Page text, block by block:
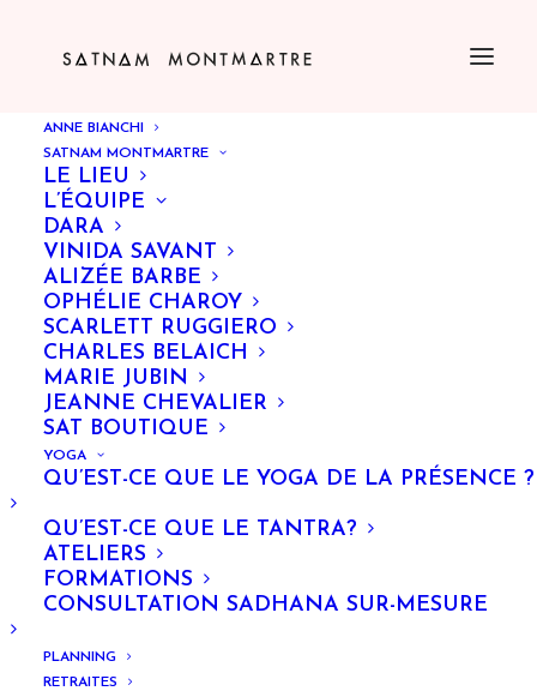
ANNE BIANCHI
SATNAM MONTMARTRE
LE LIEU
L’ÉQUIPE
DARA
VINIDA SAVANT
ALIZÉE BARBE
OPHÉLIE CHAROY
SCARLETT RUGGIERO
CHARLES BELAICH
MARIE JUBIN
JEANNE CHEVALIER
SAT BOUTIQUE
YOGA
QU’EST-CE QUE LE YOGA DE LA PRÉSENCE ?
QU’EST-CE QUE LE TANTRA?
ATELIERS
FORMATIONS
CONSULTATION SADHANA SUR-MESURE
PLANNING
RETRAITES
Kundalini Yoga